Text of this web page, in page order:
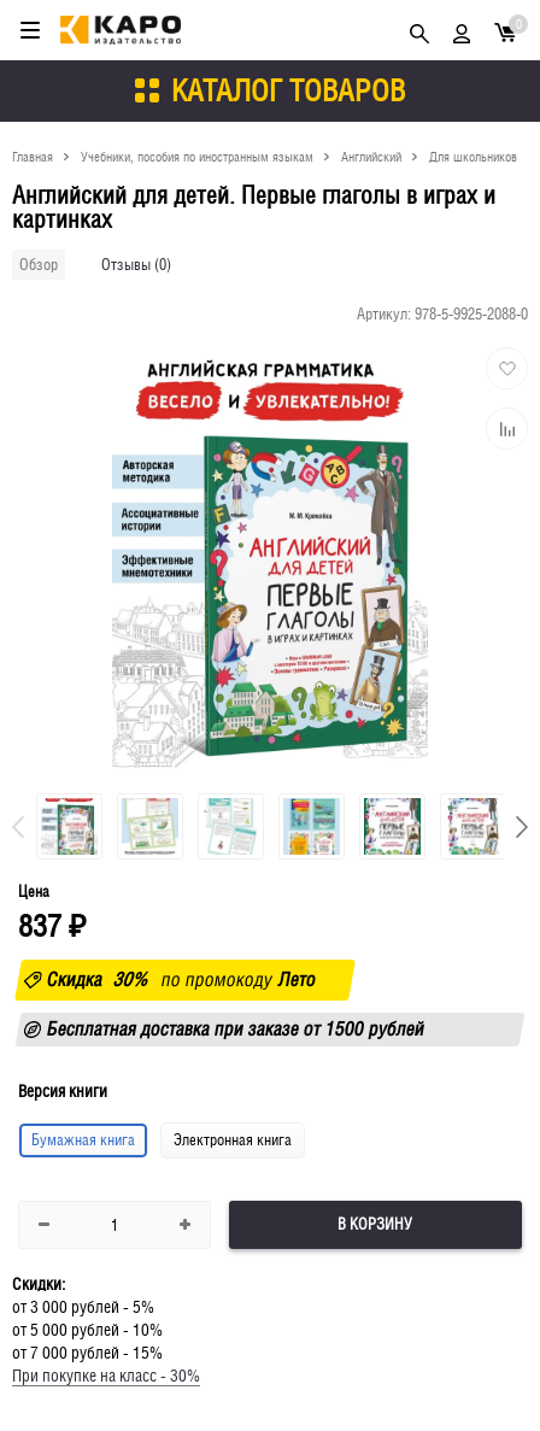
КАТАЛОГ ТОВАРОВ
0
Главная Учебники, пособия по иностранным языкам Английский Для школьников
Английский для детей. Первые глаголы в играх и
картинках
Обзор Отзывы (0)
Артикул: 978-5-9925-2088-0
Цена
837 ₽
Скидка 30% по промокоду Лето
Бесплатная доставка при заказе от 1500 рублей
Версия книги
Бумажная книга Электронная книга
В КОРЗИНУ
Скидки:
от 3 000 рублей - 5%
от 5 000 рублей - 10%
от 7 000 рублей - 15%
При покупке на класс - 30%